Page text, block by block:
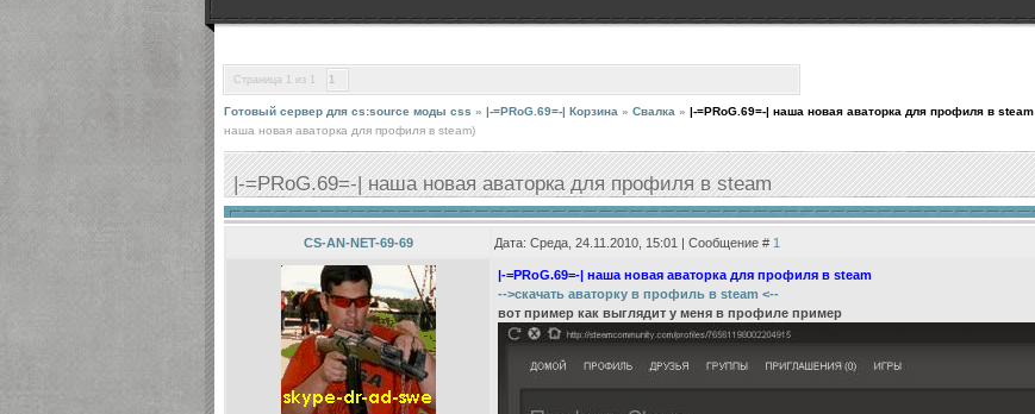
Страница 1 из 1 1
Готовый сервер для cs:source моды css » |-=PRoG.69=-| Корзина » Свалка » |-=PRoG.69=-| наша новая аваторка для профиля в steam
наша новая аваторка для профиля в steam)
|-=PRoG.69=-| наша новая аваторка для профиля в steam
CS-AN-NET-69-69 Дата: Среда, 24.11.2010, 15:01 | Сообщение # 1
|-=PRoG.69=-| наша новая аваторка для профиля в steam
-->скачать аваторку в профиль в steam <--
вот пример как выглядит у меня в профиле пример